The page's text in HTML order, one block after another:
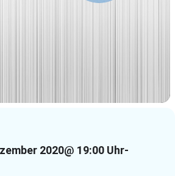
2020@ 19:00 Uhr-